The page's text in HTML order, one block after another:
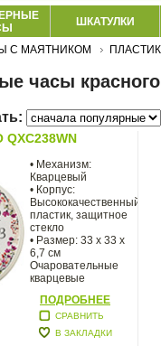
ШКАТУЛКИ
С МАЯТНИКОМ ПЛАСТИК
часы
QXC238WN
• Механизм:
Кварцевый
• Корпус:
Высококачественный
пластик, защитное
стекло
• Размер: 33 x 33 х
6,7 см
Очаровательные
кварцевые
маятником
ПОДРОБНЕЕ
СРАВНИТЬ
В ЗАКЛАДКИ